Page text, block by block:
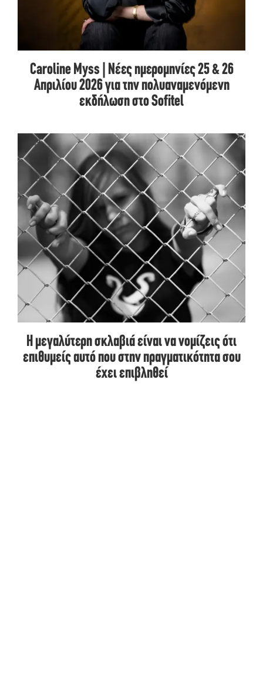
Caroline Myss | Nέες ημερομηνίες 25 & 26
Απριλίου 2026 για την πολυαναμενόμενη
εκδήλωση στο Sofitel
Η μεγαλύτερη σκλαβιά είναι να νομίζεις ότι
επιθυμείς αυτό που στην πραγματικότητα σου
έχει επιβληθεί